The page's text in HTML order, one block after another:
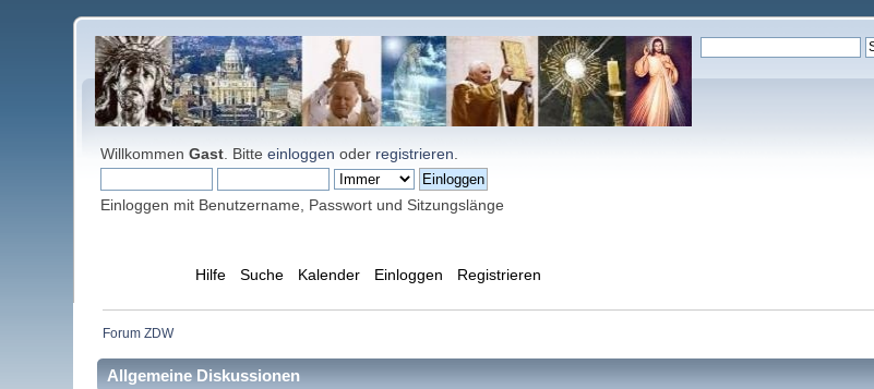
WillkommenGast . Bitteeinloggen oder registrieren
Einloggen mit Benutzername, Passwort und Sitzungslänge
Hilfe Suche Kalender Einloggen Registrieren
Forum ZDW
Allgemeine Diskussionen